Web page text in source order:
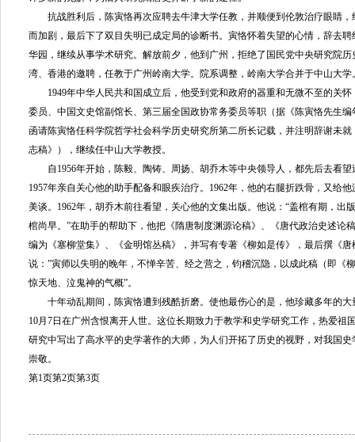
抗战胜利后，陈寅恪再次应聘去牛津大学任教，并顺便到伦敦治疗眼睛，
而加剧，最后下了双目失明已成定局的诊断书。寅恪怀着失望的心情，辞去
华园，继续从事学术研究。解放前夕，他到广州，拒绝了国民党中央研究院
湾、香港的邀聘，任教于广州岭南大学。院系调整，岭南大学合并于中山大
1949年中华人民共和国成立后，他受到党和政府的器重和无微不至的关怀
委员、中国文史馆副馆长、第三届全国政协常务委员等职（据《陈寅恪先生
函请陈寅恪任科学院哲学社会科学历史研究所第二所长记载，并注明辞谢未
志稿》），继续任中山大学教授。
自1956年开始，陈毅、陶铸、周扬、胡乔木等中央领导人，都先后去看望
1957年亲自关心他的助手配备和眼疾治疗。1962年，他的右腿折跌骨，又给
美谈。1962年，胡乔木前往看望，关心他的文集出版。他说：“盖棺有期，出
棺尚早。”在助手的帮助下，他把《隋唐制度渊源论稿》、《唐代政治史述论
编为《塞柳堂集》、《金明馆丛稿》，并写有专著《柳如是传》，最后撰《
说：”寅师以失明的晚年，不惮辛苦、经之营之，钧稽沉隐，以成此稿（即《
惊天地、泣鬼神的气概”。
十年动乱期间，陈寅恪遭到残酷折磨。使他最伤心的是，他珍藏多年的大
10月7日在广州含恨离开人世。这位长期致力于教学和史学研究工作，热爱祖
研究中写出了高水平的史学著作的大师，为人们开拓了历史的视野，对我国
崇敬。
第1页第2页第3页